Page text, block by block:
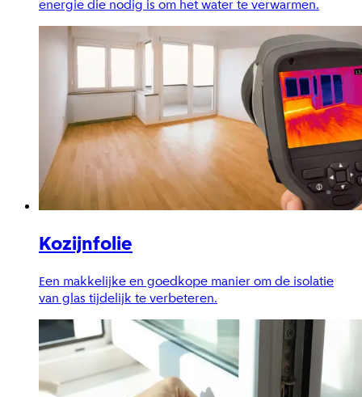
energie die nodig is om het water te verwarmen.
Kozijnfolie
Een makkelijke en goedkope manier om de isolatie
van glas tijdelijk te verbeteren.